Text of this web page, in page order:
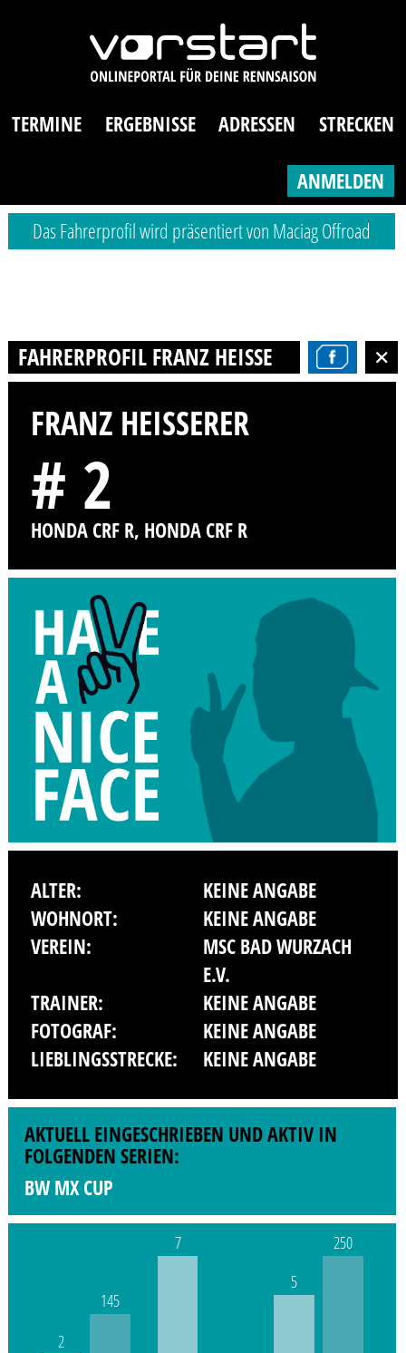
TERMINE ERGEBNISSE ADRESSEN STRECKEN
ANMELDEN
Das Fahrerprofil wird präsentiert von Maciag Offroad
FAHRERPROFIL FRANZ HEISSERER
FRANZ HEISSERER
# 2
HONDA CRF R, HONDA CRF R
ALTER:
KEINE ANGABE
WOHNORT:
KEINE ANGABE
VEREIN:
MSC BAD WURZACH
E.V.
TRAINER:
KEINE ANGABE
FOTOGRAF:
KEINE ANGABE
LIEBLINGSSTRECKE:
KEINE ANGABE
AKTUELL EINGESCHRIEBEN UND AKTIV IN
FOLGENDEN SERIEN:
BW MX CUP
2
145
7
5
250